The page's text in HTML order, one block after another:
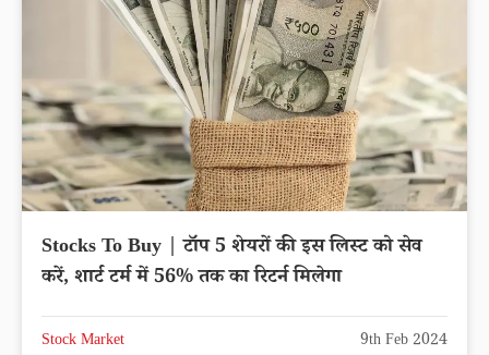
Stocks To Buy | टॉप 5 शेयरों की इस लिस्ट को सेव
करें, शार्ट टर्म में 56% तक का रिटर्न मिलेगा
Stock Market 9th Feb 2024